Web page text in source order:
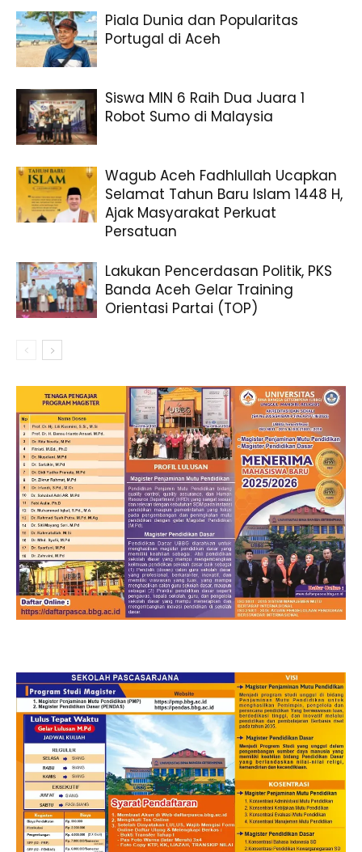
Piala Dunia dan Popularitas
Portugal di Aceh
Siswa MIN 6 Raih Dua Juara 1
Robot Sumo di Malaysia
Wagub Aceh Fadhlullah Ucapkan
Selamat Tahun Baru Islam 1448 H,
Ajak Masyarakat Perkuat
Persatuan
Lakukan Pencerdasan Politik, PKS
Banda Aceh Gelar Training
Orientasi Partai (TOP)